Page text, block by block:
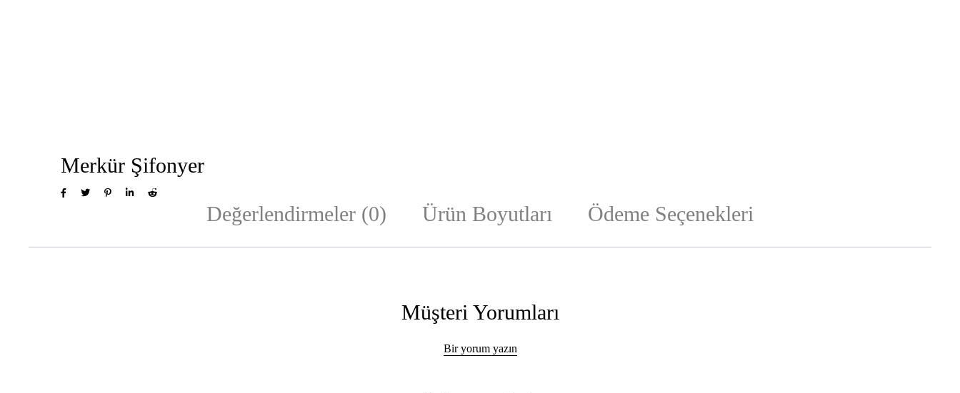
Merkür Şifonyer
Değerlendirmeler (0) Ürün Boyutları Ödeme Seçenekleri
Müşteri Yorumları
Bir yorum yazın